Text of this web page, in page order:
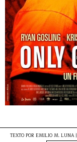
TEXTO POR EMILIO M. LUNA |